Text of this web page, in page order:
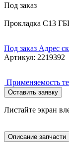
Под заказ
Прокладка С13
Под заказ Адрес
Артикул: 2219392
Применяемость
Оставить заявку
Листайте экран
Описание запчасти